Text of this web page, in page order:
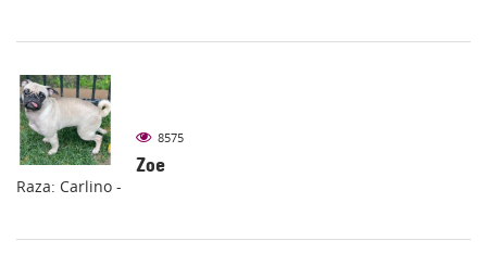
8575
Zoe
Raza: Carlino -